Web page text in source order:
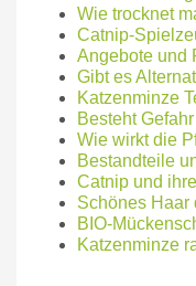
Wie trocknet
Catnip-
Angebote und
Gibt es
Katzenminze
Besteht
Wie wirkt die
Bestandteile
Catnip und
Schönes Haar
BIO-
Katzenminze